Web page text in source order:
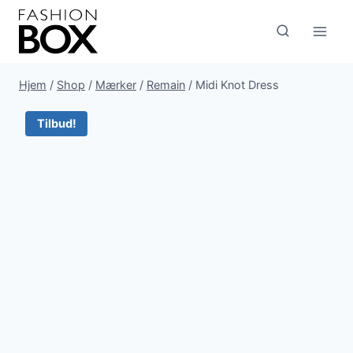
Fortsæt
indhold
Hjem / Shop / Mærker / Remain / Midi Knot Dress
Tilbud!